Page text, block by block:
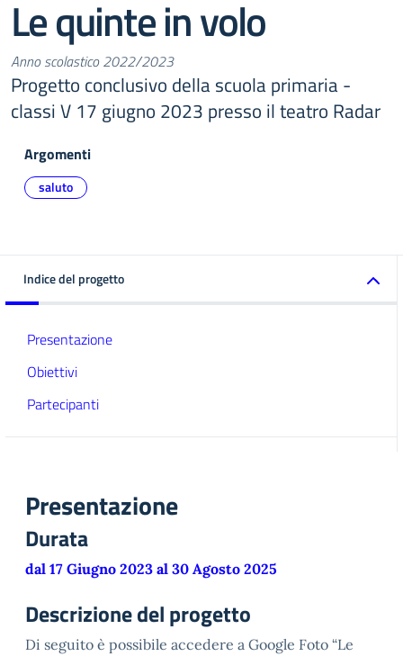
Le quinte in volo
Anno scolastico 2022/2023
Progetto conclusivo della scuola primaria -
classi V 17 giugno 2023 presso il teatro Radar
Argomenti
saluto
Indice del progetto
Presentazione
Obiettivi
Partecipanti
Presentazione
Durata
dal 17 Giugno 2023 al 30 Agosto 2025
Descrizione del progetto
Di seguito è possibile accedere a Google Foto “Le